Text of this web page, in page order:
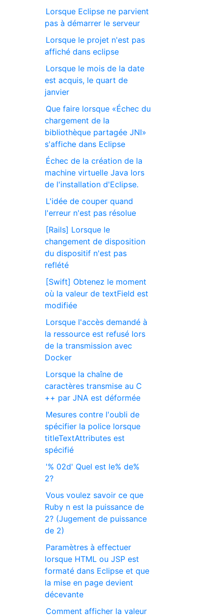
Lorsque Eclipse ne parvient
pas à démarrer le serveur
Lorsque le projet n'est pas
affiché dans eclipse
Lorsque le mois de la date
est acquis, le quart de
janvier
Que faire lorsque «Échec du
chargement de la
bibliothèque partagée JNI»
s'affiche dans Eclipse
Échec de la création de la
machine virtuelle Java lors
de l'installation d'Eclipse.
L'idée de couper quand
l'erreur n'est pas résolue
[Rails] Lorsque le
changement de disposition
du dispositif n'est pas
reflété
[Swift] Obtenez le moment
où la valeur de textField est
modifiée
Lorsque l'accès demandé à
la ressource est refusé lors
de la transmission avec
Docker
Lorsque la chaîne de
caractères transmise au C
++ par JNA est déformée
Mesures contre l'oubli de
spécifier la police lorsque
titleTextAttributes est
spécifié
'% 02d' Quel est le% de%
2?
Vous voulez savoir ce que
Ruby n est la puissance de
2? (Jugement de puissance
de 2)
Paramètres à effectuer
lorsque HTML ou JSP est
formaté dans Eclipse et que
la mise en page devient
décevante
Comment afficher la valeur